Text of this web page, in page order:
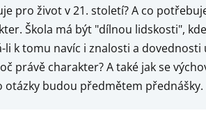
pro život v 21. století? A co
Škola má být "dílnou lidskosti",
li k tomu navíc i znalosti a
právě charakter? A také jak se
otázky budou předmětem přednášky.